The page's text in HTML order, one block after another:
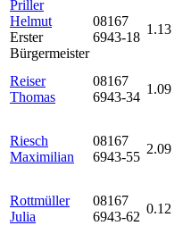
Priller
Helmut
Erster
Bürgermeister
08167
6943-18
1.13
Reiser
Thomas
08167
6943-34
1.09
Riesch
Maximilian
08167
6943-55
2.09
Rottmüller
Julia
08167
6943-62
0.12